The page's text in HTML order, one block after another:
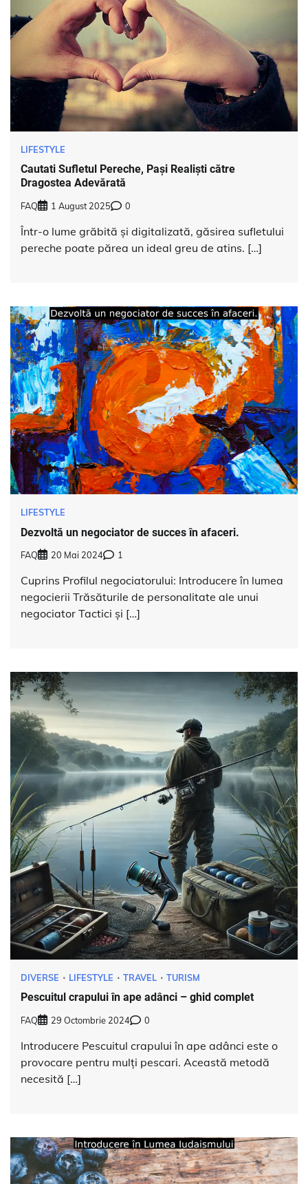
LIFESTYLE
Cautati Sufletul Pereche, Pași Realiști către
Dragostea Adevărată
FAQ 1 August 2025 0
Într-o lume grăbită și digitalizată, găsirea sufletului
pereche poate părea un ideal greu de atins. […]
LIFESTYLE
Dezvoltă un negociator de succes în afaceri.
FAQ 20 Mai 2024 1
Cuprins Profilul negociatorului: Introducere în lumea
negocierii Trăsăturile de personalitate ale unui
negociator Tactici și […]
DIVERSE LIFESTYLE TRAVEL TURISM
Pescuitul crapului în ape adânci – ghid complet
FAQ 29 Octombrie 2024 0
Introducere Pescuitul crapului în ape adânci este o
provocare pentru mulți pescari. Această metodă
necesită […]